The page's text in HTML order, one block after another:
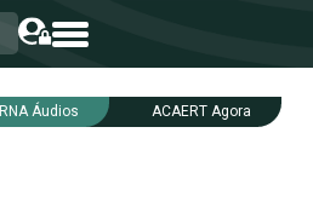
RNA Áudios ACAERT Agora